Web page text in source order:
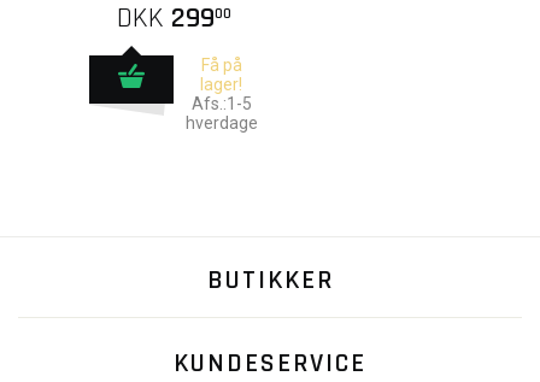
DeMatteis, Jonas
Scharf & Dave
DKK 29900
Få på
lager!
Afs.:1-5
hverdage
BUTIKKER
KUNDESERVICE